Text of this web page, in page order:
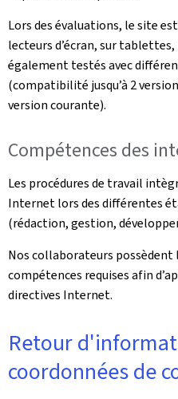
Lors des évaluations, le site
lecteurs d’écran, sur
également testés avec
(compatibilité jusqu’à 2
version courante).
Compétences des
Les procédures de travail
Internet lors des différentes
(rédaction, gestion,
Nos collaborateurs possèdent
compétences requises afin
directives Internet.
Retour
coordonnées de